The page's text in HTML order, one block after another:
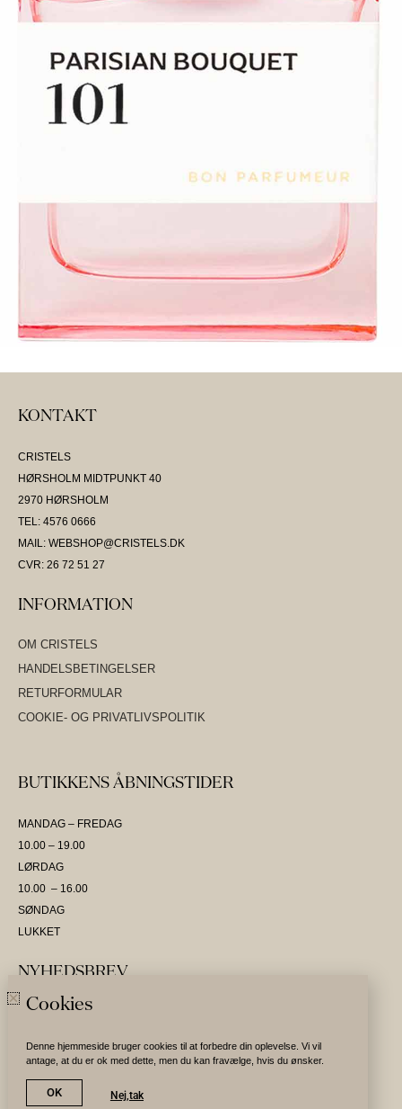
KONTAKT
CRISTELS
HØRSHOLM MIDTPUNKT 40
2970 HØRSHOLM
TEL: 4576 0666
MAIL: WEBSHOP@CRISTELS.DK
CVR: 26 72 51 27
INFORMATION
OM CRISTELS
HANDELSBETINGELSER
RETURFORMULAR
COOKIE- OG PRIVATLIVSPOLITIK
BUTIKKENS ÅBNINGSTIDER
MANDAG – FREDAG
10.00 – 19.00
LØRDAG
10.00 – 16.00
SØNDAG
LUKKET
NYHEDSBREV
Tilmeld nyhedsbrev
Cookies
Denne hjemmeside bruger cookies til at forbedre din oplevelse. Vi vil
antage, at du er ok med dette, men du kan fravælge, hvis du ønsker.
OK Nej,tak